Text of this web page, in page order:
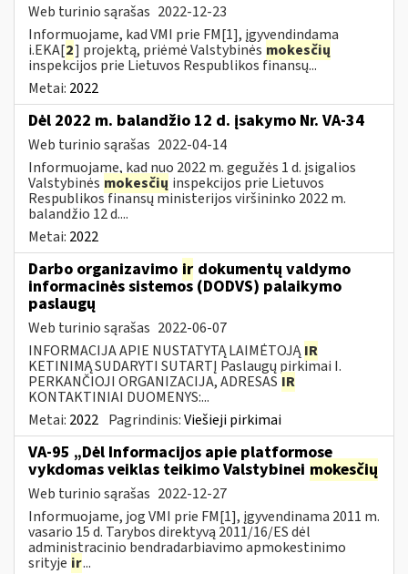
Web turinio sąrašas 2022-12-23
Informuojame, kad VMI prie FM[1], įgyvendindama
i.EKA[2] projektą, priėmė Valstybinės mokesčių
inspekcijos prie Lietuvos Respublikos finansų...
Metai: 2022
Dėl 2022 m. balandžio 12 d. įsakymo Nr. VA-34
Web turinio sąrašas 2022-04-14
Informuojame, kad nuo 2022 m. gegužės 1 d. įsigalios
Valstybinės mokesčių inspekcijos prie Lietuvos
Respublikos finansų ministerijos viršininko 2022 m.
balandžio 12 d....
Metai: 2022
Darbo organizavimo ir dokumentų valdymo
informacinės sistemos (DODVS) palaikymo
paslaugų
Web turinio sąrašas 2022-06-07
INFORMACIJA APIE NUSTATYTĄ LAIMĖTOJĄIR
KETINIMĄ SUDARYTI SUTARTĮ Paslaugų pirkimai I.
PERKANČIOJI ORGANIZACIJA, ADRESAS IR
KONTAKTINIAI DUOMENYS:...
Metai: 2022 Pagrindinis:Viešieji pirkimai
VA-95 „Dėl Informacijos apie platformose
vykdomas veiklas teikimo Valstybinei mokesčių
Web turinio sąrašas 2022-12-27
Informuojame, jog VMI prie FM[1], įgyvendinama 2011 m.
vasario 15 d. Tarybos direktyvą 2011/16/ES dėl
administracinio bendradarbiavimo apmokestinimo
srityje ir...